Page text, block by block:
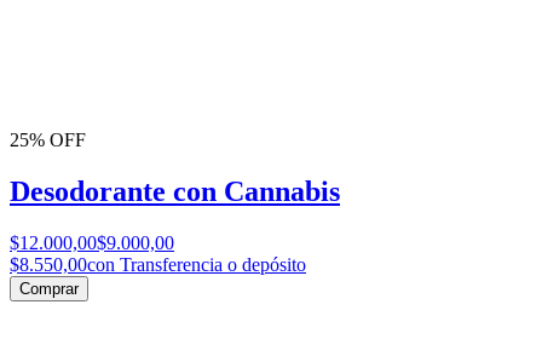
25% OFF
Desodorante con Cannabis
$12.000,00$9.000,00
$8.550,00con Transferencia o depósito
Comprar